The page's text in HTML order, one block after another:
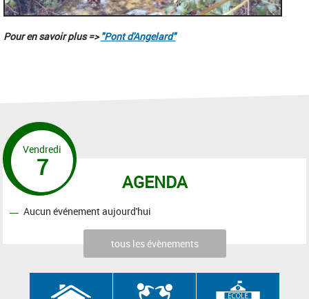
Pour en savoir plus =>"Pont d'Angelard"
AGENDA
Vendredi
7
Aucun événement aujourd'hui
tous les évènements